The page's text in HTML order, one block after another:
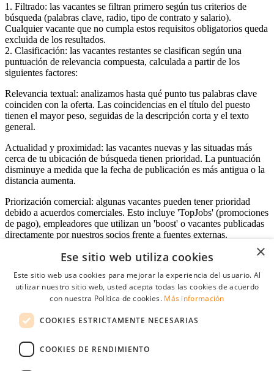
1. Filtrado: las vacantes se filtran primero según tus criterios de
búsqueda (palabras clave, radio, tipo de contrato y salario).
Cualquier vacante que no cumpla estos requisitos obligatorios queda
excluida de los resultados.
2. Clasificación: las vacantes restantes se clasifican según una
puntuación de relevancia compuesta, calculada a partir de los
siguientes factores:
Relevancia textual: analizamos hasta qué punto tus palabras clave
coinciden con la oferta. Las coincidencias en el título del puesto
tienen el mayor peso, seguidas de la descripción corta y el texto
general.
Actualidad y proximidad: las vacantes nuevas y las situadas más
cerca de tu ubicación de búsqueda tienen prioridad. La puntuación
disminuye a medida que la fecha de publicación es más antigua o la
distancia aumenta.
Priorización comercial: algunas vacantes pueden tener prioridad
debido a acuerdos comerciales. Esto incluye 'TopJobs' (promociones
de pago), empleadores que utilizan un 'boost' o vacantes publicadas
directamente por nuestros socios frente a fuentes externas.
Acceso empresas
Contraseña
Recordarme
×
Ese sitio web utiliza cookies
Este sitio web usa cookies para mejorar la experiencia del usuario. Al
utilizar nuestro sitio web, usted acepta todas las cookies de acuerdo
con nuestra Política de cookies. Más información
COOKIES ESTRICTAMENTE NECESARIAS
COOKIES DE RENDIMIENTO